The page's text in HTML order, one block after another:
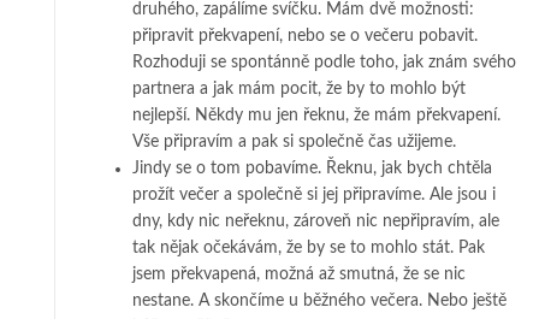
druhého, zapálíme svíčku. Mám dvě možnosti:
připravit překvapení, nebo se o večeru pobavit.
Rozhoduji se spontánně podle toho, jak znám svého
partnera a jak mám pocit, že by to mohlo být
nejlepší. Někdy mu jen řeknu, že mám překvapení.
Vše připravím a pak si společně čas užijeme.
Jindy se o tom pobavíme. Řeknu, jak bych chtěla
prožít večer a společně si jej připravíme. Ale jsou i
dny, kdy nic neřeknu, zároveň nic nepřipravím, ale
tak nějak očekávám, že by se to mohlo stát. Pak
jsem překvapená, možná až smutná, že se nic
nestane. A skončíme u běžného večera. Nebo ještě